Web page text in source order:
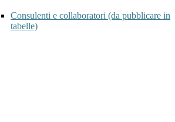
Consulenti e collaboratori (da pubblicare in
tabelle)